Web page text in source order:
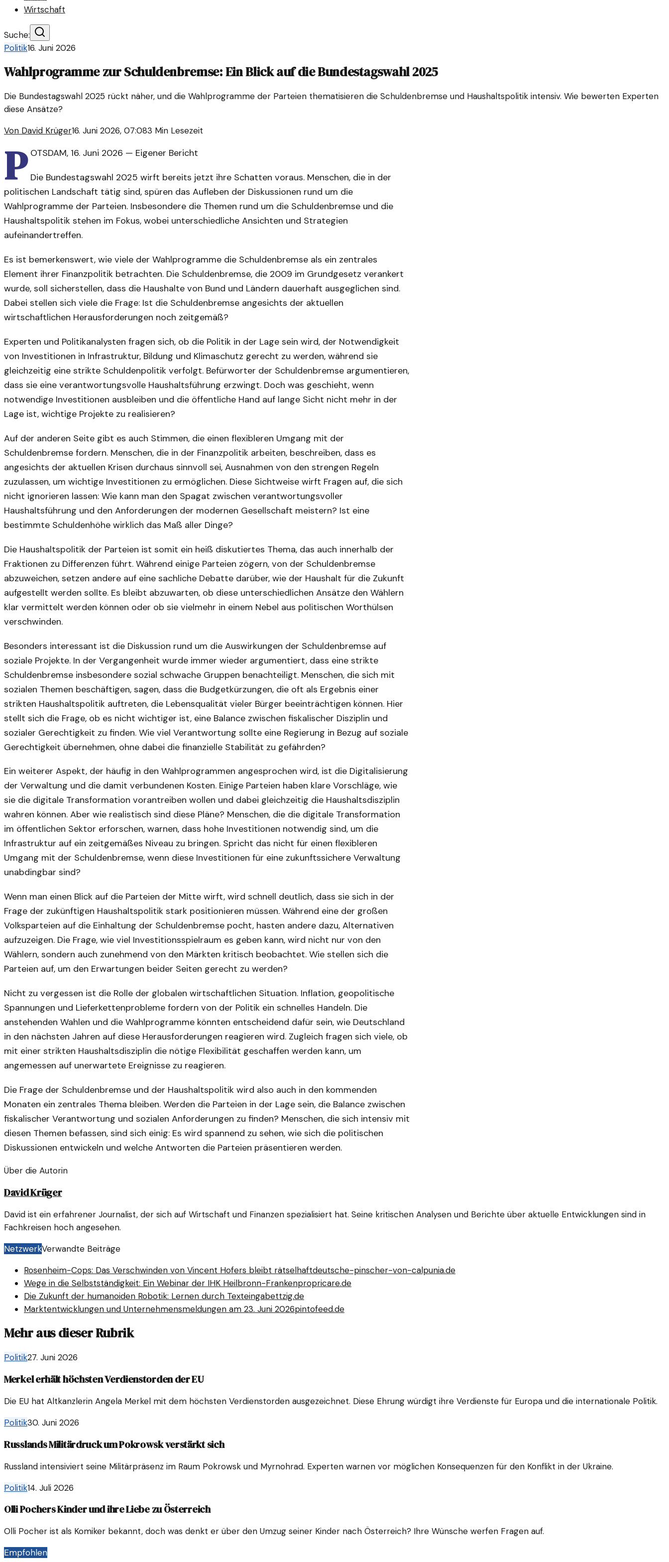
Wirtschaft
Suche:
Politik16. Juni 2026
Wahlprogramme zur Schuldenbremse: Ein Blick auf die Bundestagswahl 2025
Die Bundestagswahl 2025 rückt näher, und die Wahlprogramme der Parteien thematisieren die Schuldenbremse und Haushaltspolitik intensiv. Wie bewerten Experten
diese Ansätze?
Von David Krüger16. Juni 2026, 07:083 Min Lesezeit
P OTSDAM, 16. Juni 2026 — Eigener Bericht
Die Bundestagswahl 2025 wirft bereits jetzt ihre Schatten voraus. Menschen, die in der
politischen Landschaft tätig sind, spüren das Aufleben der Diskussionen rund um die
Wahlprogramme der Parteien. Insbesondere die Themen rund um die Schuldenbremse und die
Haushaltspolitik stehen im Fokus, wobei unterschiedliche Ansichten und Strategien
aufeinandertreffen.
Es ist bemerkenswert, wie viele der Wahlprogramme die Schuldenbremse als ein zentrales
Element ihrer Finanzpolitik betrachten. Die Schuldenbremse, die 2009 im Grundgesetz verankert
wurde, soll sicherstellen, dass die Haushalte von Bund und Ländern dauerhaft ausgeglichen sind.
Dabei stellen sich viele die Frage: Ist die Schuldenbremse angesichts der aktuellen
wirtschaftlichen Herausforderungen noch zeitgemäß?
Experten und Politikanalysten fragen sich, ob die Politik in der Lage sein wird, der Notwendigkeit
von Investitionen in Infrastruktur, Bildung und Klimaschutz gerecht zu werden, während sie
gleichzeitig eine strikte Schuldenpolitik verfolgt. Befürworter der Schuldenbremse argumentieren,
dass sie eine verantwortungsvolle Haushaltsführung erzwingt. Doch was geschieht, wenn
notwendige Investitionen ausbleiben und die öffentliche Hand auf lange Sicht nicht mehr in der
Lage ist, wichtige Projekte zu realisieren?
Auf der anderen Seite gibt es auch Stimmen, die einen flexibleren Umgang mit der
Schuldenbremse fordern. Menschen, die in der Finanzpolitik arbeiten, beschreiben, dass es
angesichts der aktuellen Krisen durchaus sinnvoll sei, Ausnahmen von den strengen Regeln
zuzulassen, um wichtige Investitionen zu ermöglichen. Diese Sichtweise wirft Fragen auf, die sich
nicht ignorieren lassen: Wie kann man den Spagat zwischen verantwortungsvoller
Haushaltsführung und den Anforderungen der modernen Gesellschaft meistern? Ist eine
bestimmte Schuldenhöhe wirklich das Maß aller Dinge?
Die Haushaltspolitik der Parteien ist somit ein heiß diskutiertes Thema, das auch innerhalb der
Fraktionen zu Differenzen führt. Während einige Parteien zögern, von der Schuldenbremse
abzuweichen, setzen andere auf eine sachliche Debatte darüber, wie der Haushalt für die Zukunft
aufgestellt werden sollte. Es bleibt abzuwarten, ob diese unterschiedlichen Ansätze den Wählern
klar vermittelt werden können oder ob sie vielmehr in einem Nebel aus politischen Worthülsen
verschwinden.
Besonders interessant ist die Diskussion rund um die Auswirkungen der Schuldenbremse auf
soziale Projekte. In der Vergangenheit wurde immer wieder argumentiert, dass eine strikte
Schuldenbremse insbesondere sozial schwache Gruppen benachteiligt. Menschen, die sich mit
sozialen Themen beschäftigen, sagen, dass die Budgetkürzungen, die oft als Ergebnis einer
strikten Haushaltspolitik auftreten, die Lebensqualität vieler Bürger beeinträchtigen können. Hier
stellt sich die Frage, ob es nicht wichtiger ist, eine Balance zwischen fiskalischer Disziplin und
sozialer Gerechtigkeit zu finden. Wie viel Verantwortung sollte eine Regierung in Bezug auf soziale
Gerechtigkeit übernehmen, ohne dabei die finanzielle Stabilität zu gefährden?
Ein weiterer Aspekt, der häufig in den Wahlprogrammen angesprochen wird, ist die Digitalisierung
der Verwaltung und die damit verbundenen Kosten. Einige Parteien haben klare Vorschläge, wie
sie die digitale Transformation vorantreiben wollen und dabei gleichzeitig die Haushaltsdisziplin
wahren können. Aber wie realistisch sind diese Pläne? Menschen, die die digitale Transformation
im öffentlichen Sektor erforschen, warnen, dass hohe Investitionen notwendig sind, um die
Infrastruktur auf ein zeitgemäßes Niveau zu bringen. Spricht das nicht für einen flexibleren
Umgang mit der Schuldenbremse, wenn diese Investitionen für eine zukunftssichere Verwaltung
unabdingbar sind?
Wenn man einen Blick auf die Parteien der Mitte wirft, wird schnell deutlich, dass sie sich in der
Frage der zukünftigen Haushaltspolitik stark positionieren müssen. Während eine der großen
Volksparteien auf die Einhaltung der Schuldenbremse pocht, hasten andere dazu, Alternativen
aufzuzeigen. Die Frage, wie viel Investitionsspielraum es geben kann, wird nicht nur von den
Wählern, sondern auch zunehmend von den Märkten kritisch beobachtet. Wie stellen sich die
Parteien auf, um den Erwartungen beider Seiten gerecht zu werden?
Nicht zu vergessen ist die Rolle der globalen wirtschaftlichen Situation. Inflation, geopolitische
Spannungen und Lieferkettenprobleme fordern von der Politik ein schnelles Handeln. Die
anstehenden Wahlen und die Wahlprogramme könnten entscheidend dafür sein, wie Deutschland
in den nächsten Jahren auf diese Herausforderungen reagieren wird. Zugleich fragen sich viele, ob
mit einer strikten Haushaltsdisziplin die nötige Flexibilität geschaffen werden kann, um
angemessen auf unerwartete Ereignisse zu reagieren.
Die Frage der Schuldenbremse und der Haushaltspolitik wird also auch in den kommenden
Monaten ein zentrales Thema bleiben. Werden die Parteien in der Lage sein, die Balance zwischen
fiskalischer Verantwortung und sozialen Anforderungen zu finden? Menschen, die sich intensiv mit
diesen Themen befassen, sind sich einig: Es wird spannend zu sehen, wie sich die politischen
Diskussionen entwickeln und welche Antworten die Parteien präsentieren werden.
Über die Autorin
David Krüger
David ist ein erfahrener Journalist, der sich auf Wirtschaft und Finanzen spezialisiert hat. Seine kritischen Analysen und Berichte über aktuelle Entwicklungen sind in
Fachkreisen hoch angesehen.
NetzwerkVerwandte Beiträge
Rosenheim-Cops: Das Verschwinden von Vincent Hofers bleibt rätselhaftdeutsche-pinscher-von-calpunia.de
Wege in die Selbstständigkeit: Ein Webinar der IHK Heilbronn-Frankenpropricare.de
Die Zukunft der humanoiden Robotik: Lernen durch Texteingabettzig.de
Marktentwicklungen und Unternehmensmeldungen am 23. Juni 2026pintofeed.de
Mehr aus dieser Rubrik
Politik27. Juni 2026
Merkel erhält höchsten Verdienstorden der EU
Die EU hat Altkanzlerin Angela Merkel mit dem höchsten Verdienstorden ausgezeichnet. Diese Ehrung würdigt ihre Verdienste für Europa und die internationale Politik.
Politik30. Juni 2026
Russlands Militärdruck um Pokrowsk verstärkt sich
Russland intensiviert seine Militärpräsenz im Raum Pokrowsk und Myrnohrad. Experten warnen vor möglichen Konsequenzen für den Konflikt in der Ukraine.
Politik14. Juli 2026
Olli Pochers Kinder und ihre Liebe zu Österreich
Olli Pocher ist als Komiker bekannt, doch was denkt er über den Umzug seiner Kinder nach Österreich? Ihre Wünsche werfen Fragen auf.
Empfohlen